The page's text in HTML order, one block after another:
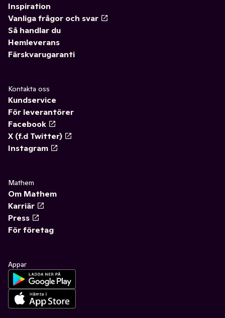
Inspiration
Vanliga frågor och svar
Så handlar du
Hemleverans
Färskvarugaranti
Kontakta oss
Kundservice
För leverantörer
Facebook
X (f.d Twitter)
Instagram
Mathem
Om Mathem
Karriär
Press
För företag
Appar